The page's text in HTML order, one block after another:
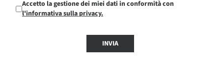
Accetto la gestione dei miei dati in conformità con
l'informativa sulla privacy.
INVIA